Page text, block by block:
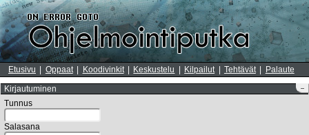
Etusivu Oppaat Koodivinkit Keskustelu Kilpailut Tehtävät Palaute
–
Kirjautuminen
Tunnus
Salasana